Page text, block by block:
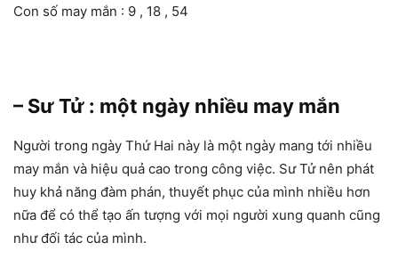
Con số may mắn : 9 , 18 , 54
– Sư Tử : một ngày nhiều may mắn
Người trong ngày Thứ Hai này là một ngày mang tới nhiều
may mắn và hiệu quả cao trong công việc. Sư Tử nên phát
huy khả năng đàm phán, thuyết phục của mình nhiều hơn
nữa để có thể tạo ấn tượng với mọi người xung quanh cũng
như đối tác của mình.